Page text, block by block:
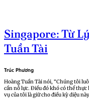
Singapore: Từ
Tuần Tài
Trúc Phương
Hoàng Tuần Tài nói, “Chúng tôi
cần nỗ lực. Điều đó khó có thể
vụ của tôi là giữ cho điều kỳ diệu